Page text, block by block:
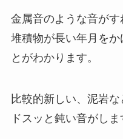
金属音のような音がす
堆積物が長い年月を
とがわかります。
比較的新しい、泥岩な
ドスッと鈍い音がしま